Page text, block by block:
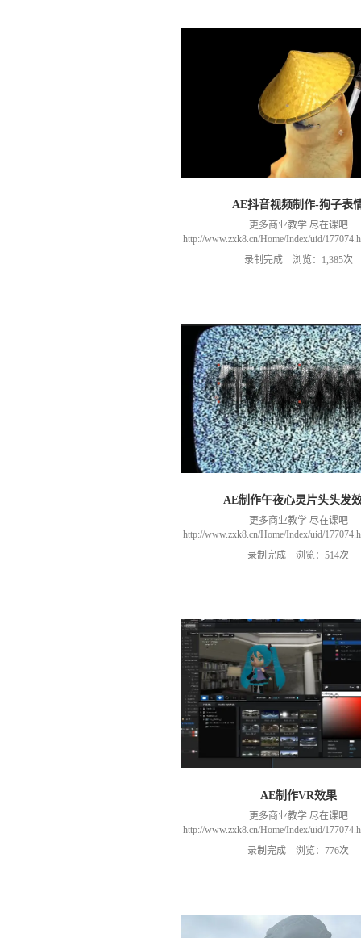
AE抖音视频制作-狗子表
更多商业教学 尽在课吧
http://www.zxk8.cn/Home/Index/uid/
以加群(课程所用素材和插件，均在
466106974 群里干货满满 可以加我们导
录制完成 浏览：1,385次
AE制作午夜心灵片头头发
更多商业教学 尽在课吧
http://www.zxk8.cn/Home/Index/uid/
以加群(课程所用素材和插件，均在
466106974 群里干货满满 可以加我们导
录制完成 浏览：514次
AE制作VR效果
更多商业教学 尽在课吧
http://www.zxk8.cn/Home/Index/uid/
以加群(课程所用素材和插件，均在
466106974 群里干货满满 可以加我们导
录制完成 浏览：776次